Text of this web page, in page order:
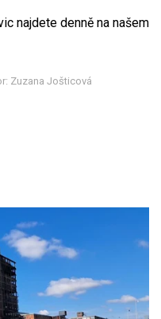
najdete denně na našem
Zuzana Jošticová